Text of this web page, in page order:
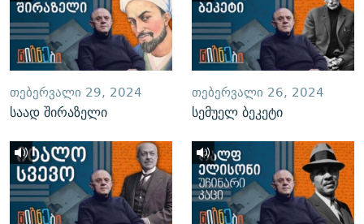
ᲗᲔᲑᲔᲠᲕᲐᲚᲘ 29, 2024
საად შირაზელი
ᲗᲔᲑᲔᲠᲕᲐᲚᲘ 26, 2024
სემუელ ბეკეტი